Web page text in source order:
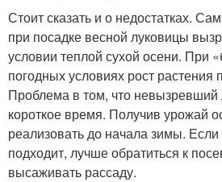
Стоит сказать и о недостатках.
при посадке весной луковицы
условии теплой сухой осени. При
погодных условиях рост растения
Проблема в том, что невызревший
короткое время. Получив урожай
реализовать до начала зимы. Если
подходит, лучше обратиться к
высаживать рассаду.